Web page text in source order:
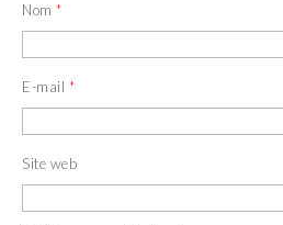
Nom *
E-mail *
Site web